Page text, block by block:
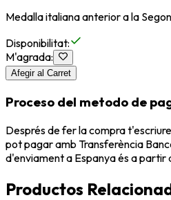
Medalla italiana anterior a la
Disponibilitat:
M'agrada:
Afegir al Carret
Proceso del metodo de
Després de fer la compra
pot pagar amb Transferència
d'enviament a Espanya és a
Productos